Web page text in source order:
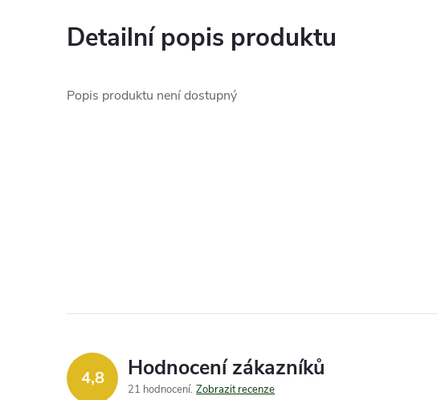
Detailní popis produktu
Popis produktu není dostupný
4,8 Hodnocení zákazníků
21 hodnocení Zobrazit recenze